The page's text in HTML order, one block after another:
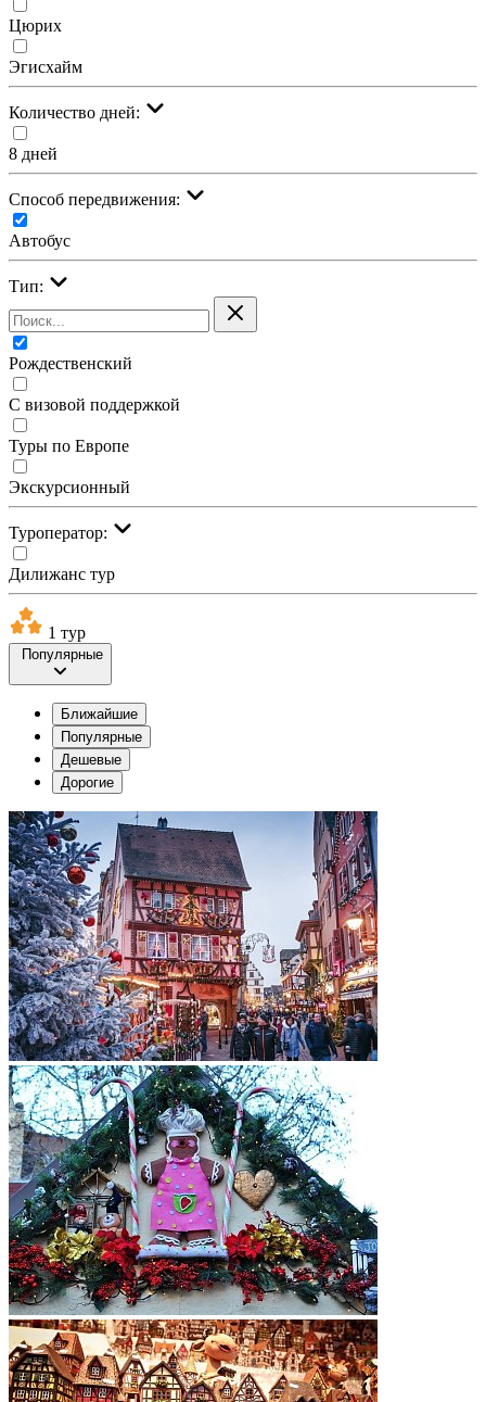
Цюрих
Эгисхайм
Количество дней:
8 дней
Cпособ передвижения:
Автобус
Тип:
Рождественский
С визовой поддержкой
Туры по Европе
Экскурсионный
Туроператор:
Дилижанс тур
1 тур
Популярные
Ближайшие
Популярные
Дешевые
Дорогие